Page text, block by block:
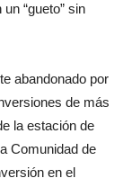
“gueto” sin
abandonado por
de más
la estación de
Comunidad de
en el